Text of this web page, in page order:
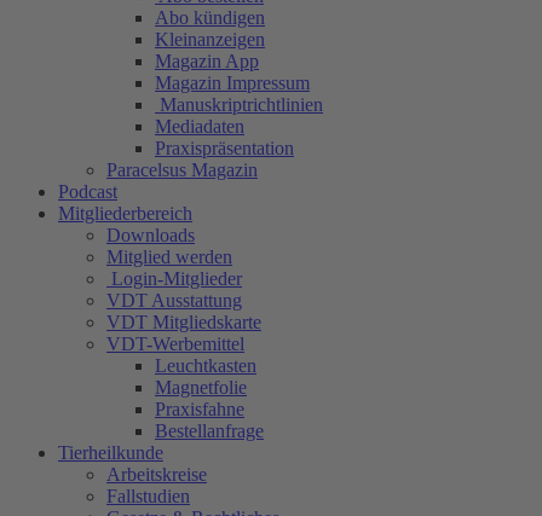
Abo kündigen
Kleinanzeigen
Magazin App
Magazin Impressum
Manuskriptrichtlinien
Mediadaten
Praxispräsentation
Paracelsus Magazin
Podcast
Mitgliederbereich
Downloads
Mitglied werden
Login-Mitglieder
VDT Ausstattung
VDT Mitgliedskarte
VDT-Werbemittel
Leuchtkasten
Magnetfolie
Praxisfahne
Bestellanfrage
Tierheilkunde
Arbeitskreise
Fallstudien